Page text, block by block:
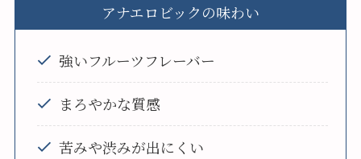
アナエロビックの味わい
強いフルーツフレーバー
まろやかな質感
苦みや渋みが出にくい